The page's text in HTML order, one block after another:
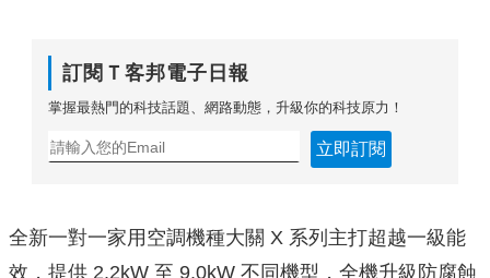
訂閱Ｔ客邦電子日報
掌握最熱門的科技話題、網路動態，升級你的科技原力！
立即訂閱
全新一對一家用空調機種大關 X 系列主打超越一級能
效，提供 2.2kW 至 9.0kW 不同機型，全機升級防腐蝕